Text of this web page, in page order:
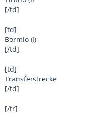
[/td]
[td]
Bormio (I)
[/td]
[td]
Transferstrecke
[/td]
[/tr]